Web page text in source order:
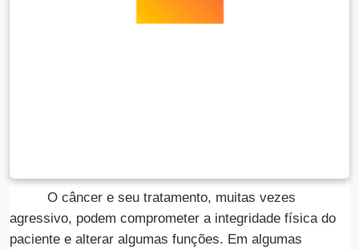
O câncer e seu tratamento, muitas vezes
agressivo, podem comprometer a integridade física do
paciente e alterar algumas funções. Em algumas